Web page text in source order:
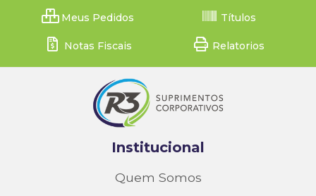
Meus Pedidos Títulos
Notas Fiscais Relatorios
Institucional
Quem Somos